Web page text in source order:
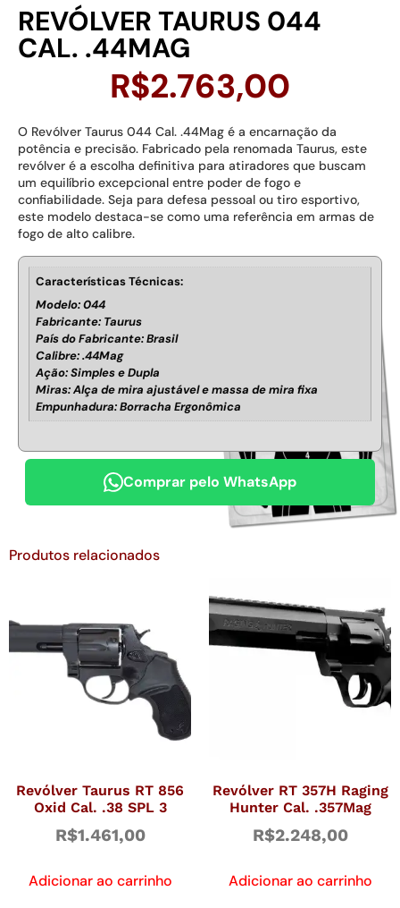
REVÓLVER TAURUS 044
CAL. .44MAG
R$2.763,00
O Revólver Taurus 044 Cal. .44Mag é a encarnação da
potência e precisão. Fabricado pela renomada Taurus, este
revólver é a escolha definitiva para atiradores que buscam
um equilíbrio excepcional entre poder de fogo e
confiabilidade. Seja para defesa pessoal ou tiro esportivo,
este modelo destaca-se como uma referência em armas de
fogo de alto calibre.
Características Técnicas:
Modelo: 044
Fabricante: Taurus
País do Fabricante: Brasil
Calibre: .44Mag
Ação: Simples e Dupla
Miras: Alça de mira ajustável e massa de mira fixa
Empunhadura: Borracha Ergonômica
Comprar pelo WhatsApp
Produtos relacionados
Revólver Taurus RT 856
Oxid Cal. .38 SPL 3
R$1.461,00
Adicionar ao carrinho
Revólver RT 357H Raging
Hunter Cal. .357Mag
R$2.248,00
Adicionar ao carrinho